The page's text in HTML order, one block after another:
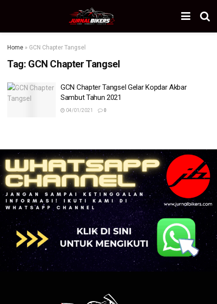
Home » GCN Chapter Tangsel
Tag: GCN Chapter Tangsel
GCN Chapter Tangsel Gelar Kopdar Akbar
Sambut Tahun 2021
04/01/2021 0